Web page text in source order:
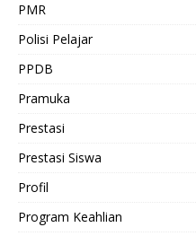
PMR
Polisi Pelajar
PPDB
Pramuka
Prestasi
Prestasi Siswa
Profil
Program Keahlian